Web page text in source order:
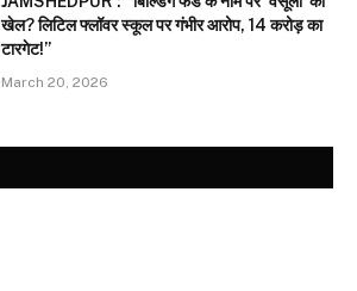
खेल? लिटिल फ्लॉवर स्कूल पर गंभीर आरोप, 14 करोड़ का
टारगेट!”
March 20, 2026